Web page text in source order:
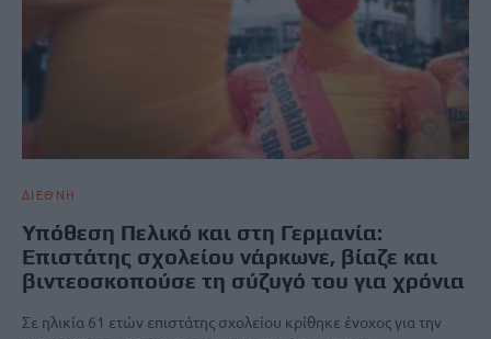
ΔΙΕΘΝΗ
Υπόθεση Πελικό και στη Γερμανία:
Επιστάτης σχολείου νάρκωνε, βίαζε και
βιντεοσκοπούσε τη σύζυγό του για χρόνια
Σε ηλικία 61 ετών επιστάτης σχολείου κρίθηκε ένοχος για την